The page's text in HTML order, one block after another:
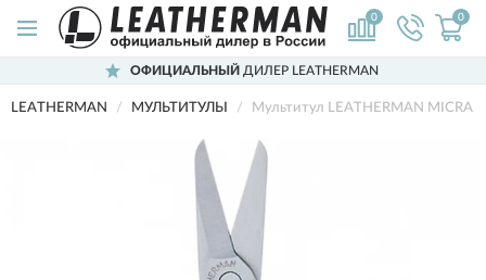
0 0
ОФИЦИАЛЬНЫЙДИЛЕР LEATHERMAN
LEATHERMAN МУЛЬТИТУЛЫ Мультитул LEATHERMAN MICRA